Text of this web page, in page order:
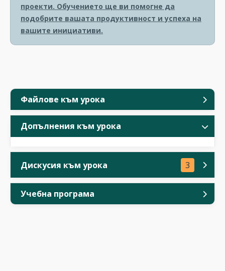
Файлове към урока
Допълнения към урока
Дискусия към урока 3
Учебна програма
проекти. Обучението ще ви помогне да
подобрите вашата продуктивност и успеха на
вашите инициативи.